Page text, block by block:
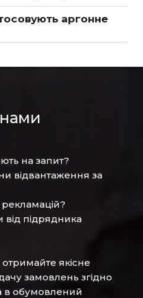
аргонне
на запит?
відвантаження за
підрядника
отримайте якісне
замовлень згідно
в обумовлений